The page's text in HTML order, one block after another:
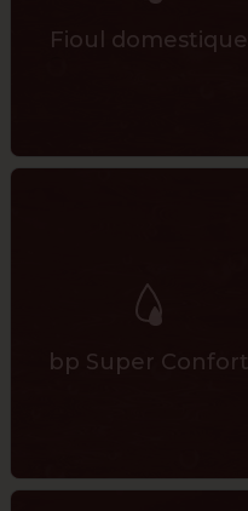
Fioul domestique
bp Super Confort